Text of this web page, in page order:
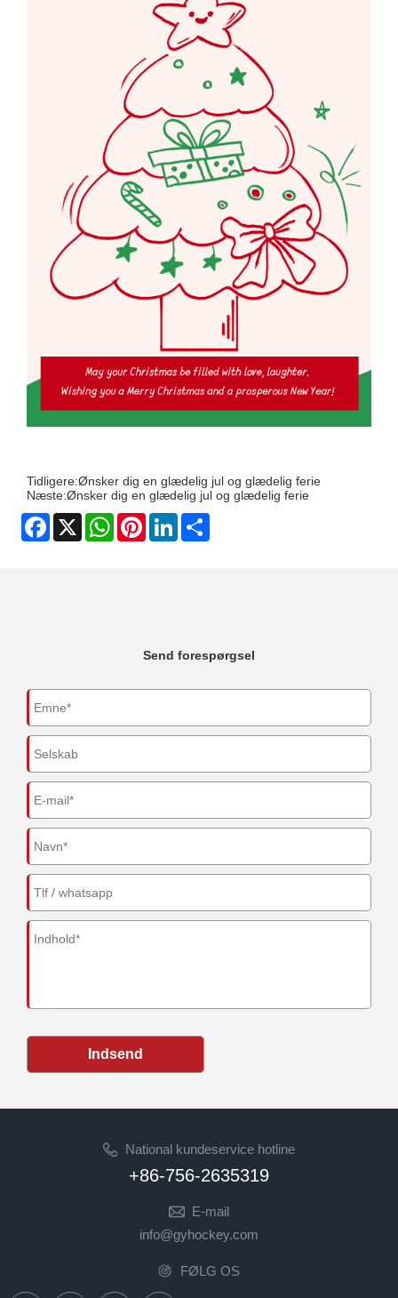
Tidligere:Ønsker dig en glædelig jul og glædelig ferie
Næste:Ønsker dig en glædelig jul og glædelig ferie
Facebook
X WhatsAppPinterestLinkedIn
Send forespørgsel
Indsend
National kundeservice hotline
+86-756-2635319
E-mail
info@gyhockey.com
FØLG OS